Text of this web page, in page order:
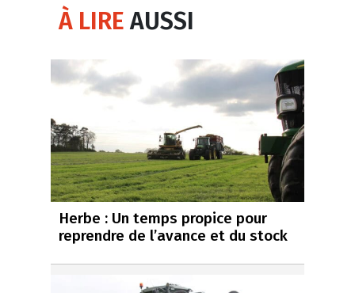
À LIREAUSSI
Herbe : Un temps propice pour
reprendre de l’avance et du stock